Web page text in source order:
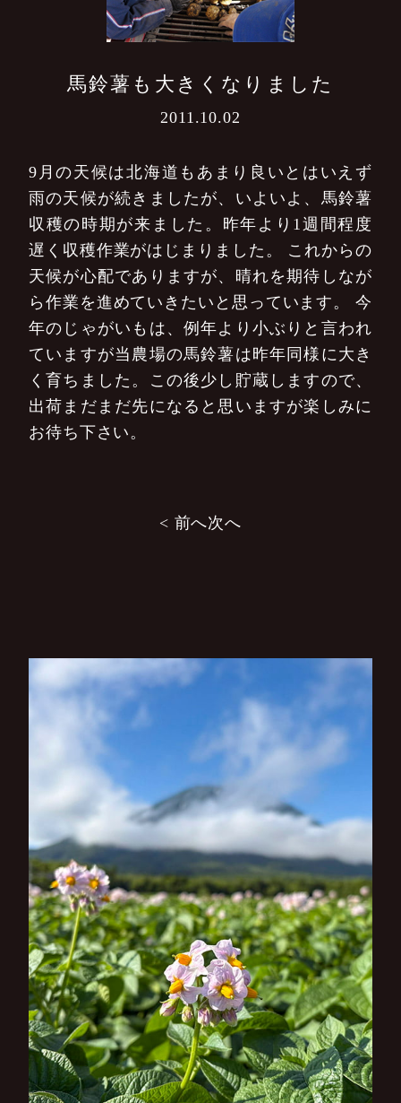
馬鈴薯も大きくなりました
2011.10.02
9月の天候は北海道もあまり良いとはいえず
雨の天候が続きましたが、いよいよ、馬鈴薯
収穫の時期が来ました。昨年より1週間程度
遅く収穫作業がはじまりました。
これからの
天候が心配でありますが、晴れを期待しなが
ら作業を進めていきたいと思っています。
今
年のじゃがいもは、例年より小ぶりと言われ
ていますが当農場の馬鈴薯は昨年同様に大き
く育ちました。この後少し貯蔵しますので、
出荷まだまだ先になると思いますが楽しみに
お待ち下さい。
シ
< 前へ次へ